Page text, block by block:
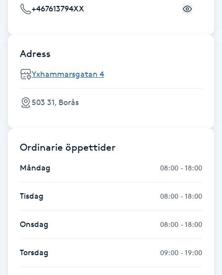
Gua Sha-massage
Hatha Yoga
Headspa
Healing
+467613794XX
Adress
Yxhammarsgatan 4
503 31, Borås
Ordinarie öppettider
Måndag 08:00 - 18:00
Tisdag 08:00 - 18:00
Onsdag 08:00 - 18:00
Torsdag 09:00 - 19:00